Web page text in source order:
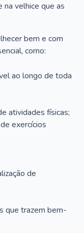
na velhice que as
bem e com
como:
ao longo de toda
atividades físicas;
exercícios
de
que trazem bem-